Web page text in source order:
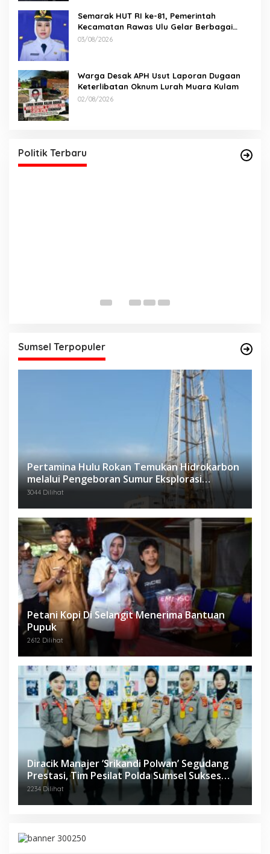
Semarak HUT RI ke-81, Pemerintah
Kecamatan Rawas Ulu Gelar Berbagai
Lomba
03/08/2026
Warga Desak APH Usut Laporan Dugaan
Keterlibatan Oknum Lurah Muara Kulam
02/08/2026
Politik Terbaru
DPD PDI Perjuangan Sumatera Selatan Akan
Di Politik, Sumsel
Sumsel Terpopuler
Pertamina Hulu Rokan Temukan Hidrokarbon
melalui Pengeboran Sumur Eksplorasi
Anggrek Violet (AVO)-001
3044 Dilihat
Petani Kopi Di Selangit Menerima Bantuan
Pupuk
2612 Dilihat
Diracik Manajer ‘Srikandi Polwan’ Segudang
Prestasi, Tim Pesilat Polda Sumsel Sukses
Diajang Kejurnas Menpora Cup II 2024
2234 Dilihat